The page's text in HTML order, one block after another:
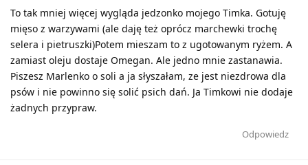
To tak mniej więcej wygląda jedzonko mojego Timka. Gotuję
mięso z warzywami (ale daję też oprócz marchewki trochę
selera i pietruszki)Potem mieszam to z ugotowanym ryżem. A
zamiast oleju dostaje Omegan. Ale jedno mnie zastanawia.
Piszesz Marlenko o soli a ja słyszałam, ze jest niezdrowa dla
psów i nie powinno się solić psich dań. Ja Timkowi nie dodaje
żadnych przypraw.
Odpowiedz